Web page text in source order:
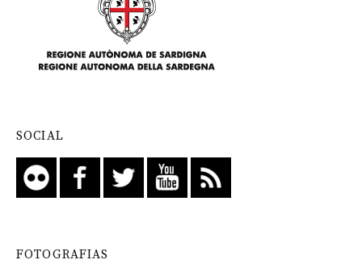
SOCIAL
FOTOGRAFIAS